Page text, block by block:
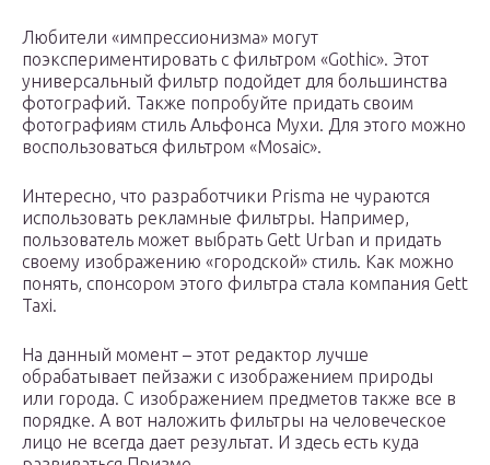
Любители «импрессионизма» могут
поэкспериментировать с фильтром «Gothic». Этот
универсальный фильтр подойдет для большинства
фотографий. Также попробуйте придать своим
фотографиям стиль Альфонса Мухи. Для этого можно
воспользоваться фильтром «Mosaic».
Интересно, что разработчики Prisma не чураются
использовать рекламные фильтры. Например,
пользователь может выбрать Gett Urban и придать
своему изображению «городской» стиль. Как можно
понять, спонсором этого фильтра стала компания Gett
Taxi.
На данный момент – этот редактор лучше
обрабатывает пейзажи с изображением природы
или города. С изображением предметов также все в
порядке. А вот наложить фильтры на человеческое
лицо не всегда дает результат. И здесь есть куда